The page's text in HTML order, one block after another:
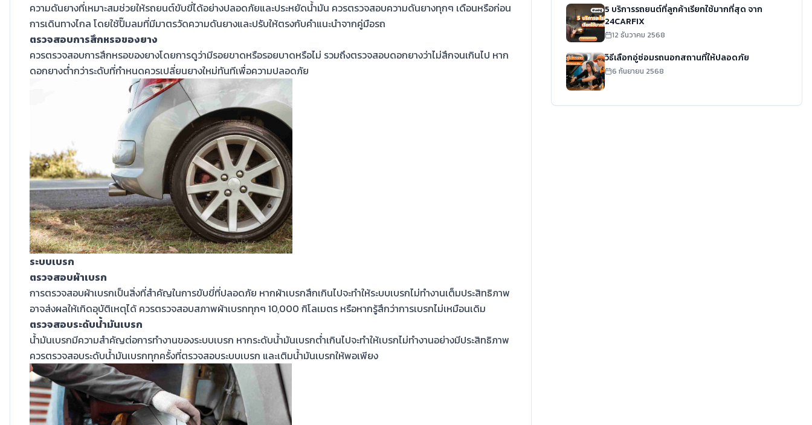
ความดันยางที่เหมาะสมช่วยให้รถยนต์ขับขี่ได้อย่างปลอดภัยและประหยัดน้ำมัน ควรตรวจสอบความดันยางทุกๆ เดือนหรือก่อน
การเดินทางไกล โดยใช้ปั๊มลมที่มีมาตรวัดความดันยางและปรับให้ตรงกับคำแนะนำจากคู่มือรถ
ตรวจสอบการสึกหรอของยาง
ควรตรวจสอบการสึกหรอของยางโดยการดูว่ามีรอยขาดหรือรอยบาดหรือไม่ รวมถึงตรวจสอบดอกยางว่าไม่สึกจนเกินไป หาก
ดอกยางต่ำกว่าระดับที่กำหนดควรเปลี่ยนยางใหม่ทันทีเพื่อความปลอดภัย
ระบบเบรก
ตรวจสอบผ้าเบรก
การตรวจสอบผ้าเบรกเป็นสิ่งที่สำคัญในการขับขี่ที่ปลอดภัย หากผ้าเบรกสึกเกินไปจะทำให้ระบบเบรกไม่ทำงานเต็มประสิทธิภาพ
อาจส่งผลให้เกิดอุบัติเหตุได้ ควรตรวจสอบสภาพผ้าเบรกทุกๆ 10,000 กิโลเมตร หรือหากรู้สึกว่าการเบรกไม่เหมือนเดิม
ตรวจสอบระดับน้ำมันเบรก
น้ำมันเบรกมีความสำคัญต่อการทำงานของระบบเบรก หากระดับน้ำมันเบรกต่ำเกินไปจะทำให้เบรกไม่ทำงานอย่างมีประสิทธิภาพ
ควรตรวจสอบระดับน้ำมันเบรกทุกครั้งที่ตรวจสอบระบบเบรก และเติมน้ำมันเบรกให้พอเพียง
5 บริการรถยนต์ที่ลูกค้าเรียกใช้มากที่สุด จาก
24CARFIX
12 ธันวาคม 2568
วิธีเลือกอู่ซ่อมรถนอกสถานที่ให้ปลอดภัย
6 กันยายน 2568